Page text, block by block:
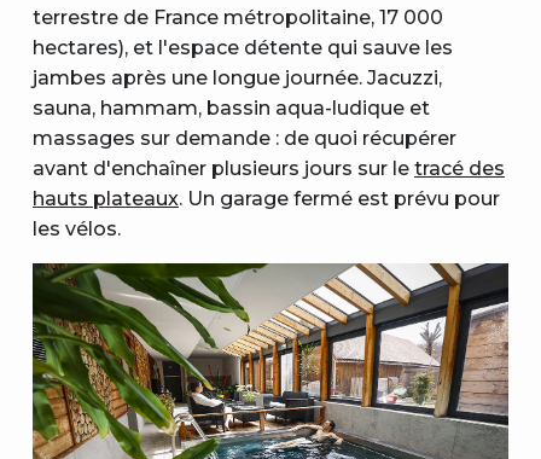
terrestre de France métropolitaine, 17 000
hectares), et l'espace détente qui sauve les
jambes après une longue journée. Jacuzzi,
sauna, hammam, bassin aqua-ludique et
massages sur demande : de quoi récupérer
avant d'enchaîner plusieurs jours sur le tracé des
hauts plateaux. Un garage fermé est prévu pour
les vélos.